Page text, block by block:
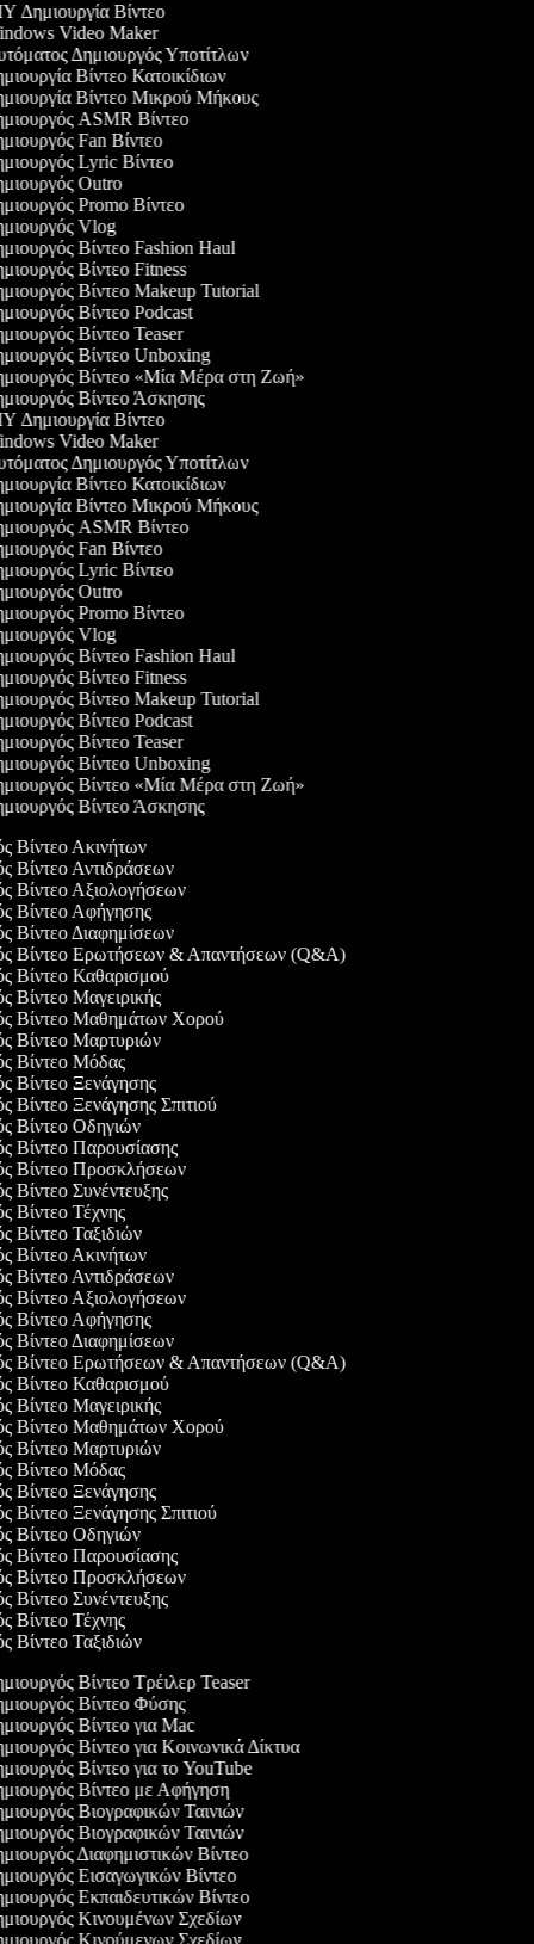
Δημιουργία Βίντεο
Video Maker
Δημιουργός Υποτίτλων
Βίντεο Κατοικίδιων
Βίντεο Μικρού Μήκους
ASMR Βίντεο
Fan Βίντεο
Lyric Βίντεο
Outro
Promo Βίντεο
Vlog
Βίντεο Fashion Haul
Βίντεο Fitness
Βίντεο Makeup Tutorial
Βίντεο Podcast
Βίντεο Teaser
Βίντεο Unboxing
Βίντεο «Μία Μέρα στη Ζωή»
Βίντεο Άσκησης
Δημιουργία Βίντεο
Video Maker
Δημιουργός Υποτίτλων
Βίντεο Κατοικίδιων
Βίντεο Μικρού Μήκους
ASMR Βίντεο
Fan Βίντεο
Lyric Βίντεο
Outro
Promo Βίντεο
Vlog
Βίντεο Fashion Haul
Βίντεο Fitness
Βίντεο Makeup Tutorial
Βίντεο Podcast
Βίντεο Teaser
Βίντεο Unboxing
Βίντεο «Μία Μέρα στη Ζωή»
Βίντεο Άσκησης
Βίντεο Ακινήτων
Βίντεο Αντιδράσεων
Βίντεο Αξιολογήσεων
Βίντεο Αφήγησης
Βίντεο Διαφημίσεων
Βίντεο Ερωτήσεων & Απαντήσεων (Q&A)
Βίντεο Καθαρισμού
Βίντεο Μαγειρικής
Βίντεο Μαθημάτων Χορού
Βίντεο Μαρτυριών
Βίντεο Μόδας
Βίντεο Ξενάγησης
Βίντεο Ξενάγησης Σπιτιού
Βίντεο Οδηγιών
Βίντεο Παρουσίασης
Βίντεο Προσκλήσεων
Βίντεο Συνέντευξης
Βίντεο Τέχνης
Βίντεο Ταξιδιών
Βίντεο Ακινήτων
Βίντεο Αντιδράσεων
Βίντεο Αξιολογήσεων
Βίντεο Αφήγησης
Βίντεο Διαφημίσεων
Βίντεο Ερωτήσεων & Απαντήσεων (Q&A)
Βίντεο Καθαρισμού
Βίντεο Μαγειρικής
Βίντεο Μαθημάτων Χορού
Βίντεο Μαρτυριών
Βίντεο Μόδας
Βίντεο Ξενάγησης
Βίντεο Ξενάγησης Σπιτιού
Βίντεο Οδηγιών
Βίντεο Παρουσίασης
Βίντεο Προσκλήσεων
Βίντεο Συνέντευξης
Βίντεο Τέχνης
Βίντεο Ταξιδιών
Βίντεο Τρέιλερ Teaser
Βίντεο Φύσης
Βίντεο για Mac
Βίντεο για Κοινωνικά Δίκτυα
Βίντεο για το YouTube
Βίντεο με Αφήγηση
Βιογραφικών Ταινιών
Βιογραφικών Ταινιών
Διαφημιστικών Βίντεο
Εισαγωγικών Βίντεο
Εκπαιδευτικών Βίντεο
Κινουμένων Σχεδίων